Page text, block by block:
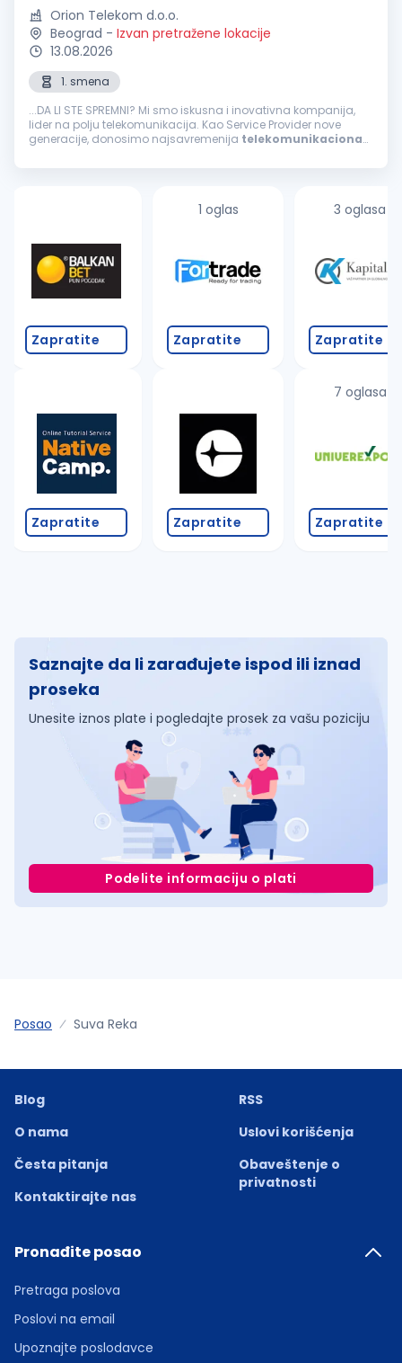
Orion Telekom d.o.o.
Beograd - Izvan pretražene lokacije
13.08.2026
1. smena
...DA LI STE SPREMNI? Mi smo iskusna i inovativna kompanija,
lider na polju telekomunikacija. Kao Service Provider nove
generacije, donosimo najsavremenija telekomunikaciona
timu nas ima...
Zapratite
Zapratite
1 oglas
Zapratite
Zapratite
3 oglasa
Zapratite
7 oglasa
Zapratite
Saznajte da li zarađujete ispod ili iznad
proseka
Unesite iznos plate i pogledajte prosek za vašu poziciju
Podelite informaciju o plati
Posao Suva Reka
Blog
O nama
Česta pitanja
Kontaktirajte nas
RSS
Uslovi korišćenja
Obaveštenje o
privatnosti
Pronađite posao
Pretraga poslova
Poslovi na email
Upoznajte poslodavce